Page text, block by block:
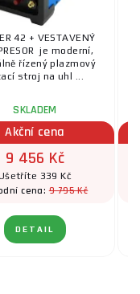
42 + VESTAVENÝ
je moderní,
řízený plazmový
stroj na uhl ...
SKLADEM
Akční cena
9 456 Kč
339 Kč
cena:9 795 Kč
DETAIL